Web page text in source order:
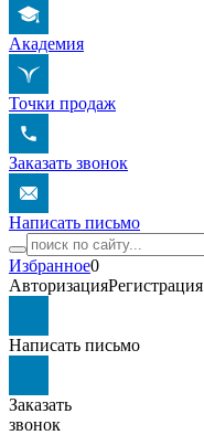
Академия
Точки продаж
Заказать звонок
Написать письмо
Избранное0
АвторизацияРегистрация
Написать письмо
Заказать
звонок